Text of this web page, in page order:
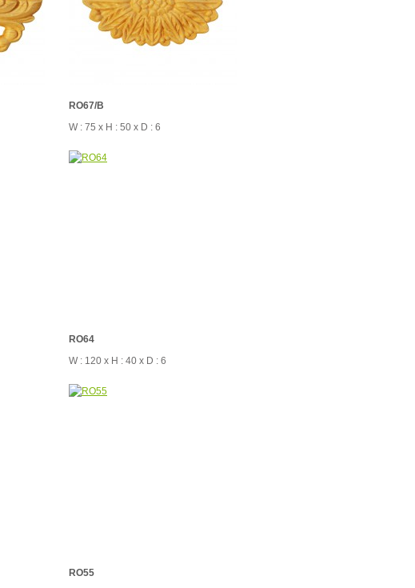
RO67/B
W : 75 x H : 50 x D : 6
RO64
W : 120 x H : 40 x D : 6
RO55